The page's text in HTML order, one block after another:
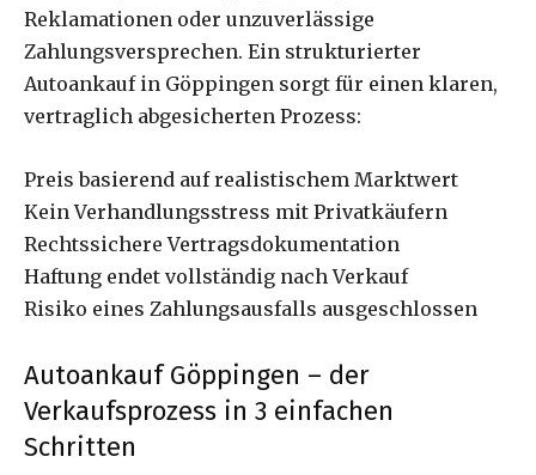
Reklamationen oder unzuverlässige
Zahlungsversprechen. Ein strukturierter
Autoankauf in Göppingen sorgt für einen klaren,
vertraglich abgesicherten Prozess:
Preis basierend auf realistischem Marktwert
Kein Verhandlungsstress mit Privatkäufern
Rechtssichere Vertragsdokumentation
Haftung endet vollständig nach Verkauf
Risiko eines Zahlungsausfalls ausgeschlossen
Autoankauf Göppingen – der
Verkaufsprozess in 3 einfachen
Schritten